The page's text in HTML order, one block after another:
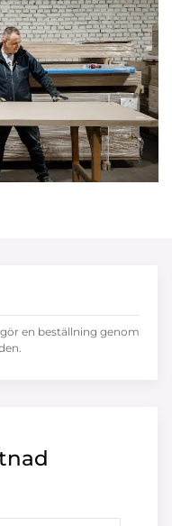
en beställning genom